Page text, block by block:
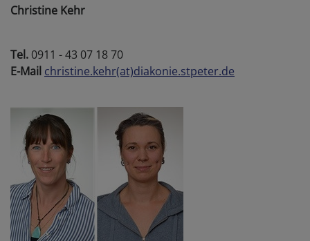
Christine Kehr
Tel. 0911 - 43 07 18 70
E-Mail christine.kehr(at)diakonie.stpeter.de